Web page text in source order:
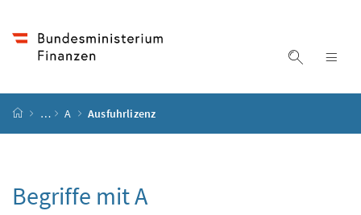
Suche
Startseite
… A Ausfuhrlizenz
Begriffe mit A